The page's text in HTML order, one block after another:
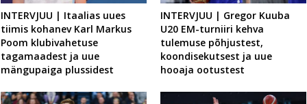
INTERVJUU | Itaalias uues
tiimis kohanev Karl Markus
Poom klubivahetuse
tagamaadest ja uue
mängupaiga plussidest
INTERVJUU | Gregor Kuuba
U20 EM-turniiri kehva
tulemuse põhjustest,
koondisekutsest ja uue
hooaja ootustest